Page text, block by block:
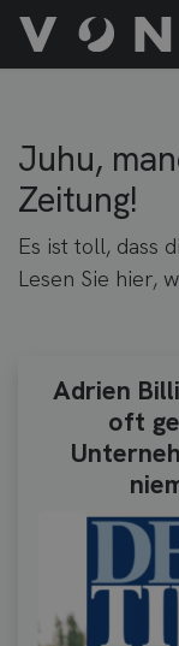
Zum Inhalt springen
Juhu,
Zeitung!
Es ist toll, dass
Lesen Sie hier,
Adrien
oft